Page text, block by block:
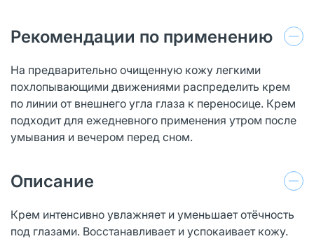
Рекомендации по применению
На предварительно очищенную кожу легкими
похлопывающими движениями распределить крем
по линии от внешнего угла глаза к переносице. Крем
подходит для ежедневного применения утром после
умывания и вечером перед сном.
Описание
Крем интенсивно увлажняет и уменьшает отёчность
под глазами. Восстанавливает и успокаивает кожу.